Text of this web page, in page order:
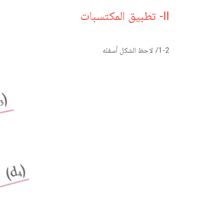
II- تطبيق المكتسبات
1-2/ لاحظ الشكل أسفله